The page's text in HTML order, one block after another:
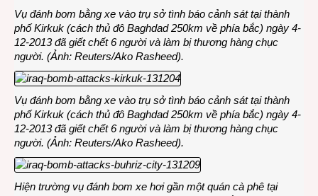
Vụ đánh bom bằng xe vào trụ sở tình báo cảnh sát tại thành
phố Kirkuk (cách thủ đô Baghdad 250km về phía bắc) ngày 4-
12-2013 đã giết chết 6 người và làm bị thương hàng chục
người. (Ảnh: Reuters/Ako Rasheed).
Vụ đánh bom bằng xe vào trụ sở tình báo cảnh sát tại thành
phố Kirkuk (cách thủ đô Baghdad 250km về phía bắc) ngày 4-
12-2013 đã giết chết 6 người và làm bị thương hàng chục
người. (Ảnh: Reuters/Ako Rasheed).
Hiện trường vụ đánh bom xe hơi gần một quán cà phê tại